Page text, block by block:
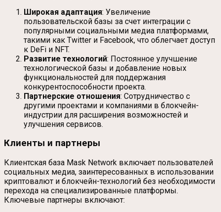
Широкая адаптация: Увеличение
пользовательской базы за счет интеграции с
популярными социальными медиа платформами,
такими как Twitter и Facebook, что облегчает доступ
к DeFi и NFT.
Развитие технологий: Постоянное улучшение
технологической базы и добавление новых
функциональностей для поддержания
конкурентоспособности проекта.
Партнерские отношения: Сотрудничество с
другими проектами и компаниями в блокчейн-
индустрии для расширения возможностей и
улучшения сервисов.
Клиенты и партнеры
Клиентская база Mask Network включает пользователей
социальных медиа, заинтересованных в использовании
криптовалют и блокчейн-технологий без необходимости
перехода на специализированные платформы.
Ключевые партнеры включают: